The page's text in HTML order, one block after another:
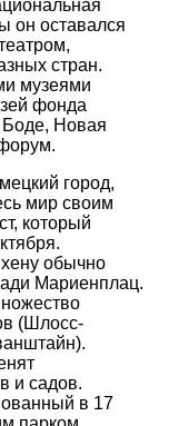
он оставался
стран.
музеями
фонда
Боде, Новая
город,
мир своим
который
обычно
Мариенплац.
(Шлосс-
и садов.
в 17